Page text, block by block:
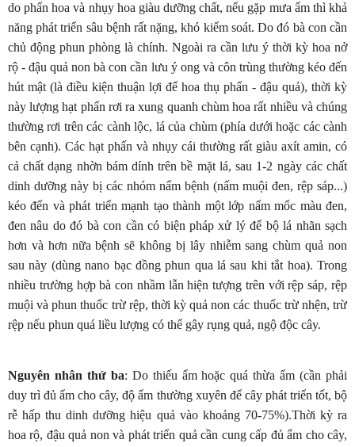
do phấn hoa và nhụy hoa giàu dưỡng chất, nếu gặp mưa ẩm thì khả
năng phát triển sâu bệnh rất nặng, khó kiểm soát. Do đó bà con cần
chủ động phun phòng là chính. Ngoài ra cần lưu ý thời kỳ hoa nở
rộ - đậu quả non bà con cần lưu ý ong và côn trùng thường kéo đến
hút mật (là điều kiện thuận lợi để hoa thụ phấn - đậu quả), thời kỳ
này lượng hạt phấn rơi ra xung quanh chùm hoa rất nhiều và chúng
thường rơi trên các cành lộc, lá của chùm (phía dưới hoặc các cành
bên cạnh). Các hạt phấn và nhụy cái thường rất giàu axít amin, có
cả chất dạng nhờn bám dính trên bề mặt lá, sau 1-2 ngày các chất
dinh dưỡng này bị các nhóm nấm bệnh (nấm muội đen, rệp sáp...)
kéo đến và phát triển mạnh tạo thành một lớp nấm mốc màu đen,
đen nâu do đó bà con cần có biện pháp xử lý để bộ lá nhãn sạch
hơn và hơn nữa bệnh sẽ không bị lây nhiễm sang chùm quả non
sau này (dùng nano bạc đồng phun qua lá sau khi tắt hoa). Trong
nhiều trường hợp bà con nhầm lẫn hiện tượng trên với rệp sáp, rệp
muội và phun thuốc trừ rệp, thời kỳ quả non các thuốc trừ nhện, trừ
rệp nếu phun quá liều lượng có thể gây rụng quả, ngộ độc cây.
Nguyên nhân thứ ba: Do thiếu ẩm hoặc quá thừa ẩm (cần phải
duy trì đủ ẩm cho cây, độ ẩm thường xuyên để cây phát triển tốt, bộ
rễ hấp thu dinh dưỡng hiệu quả vào khoảng 70-75%).Thời kỳ ra
hoa rộ, đậu quả non và phát triển quả cần cung cấp đủ ẩm cho cây,